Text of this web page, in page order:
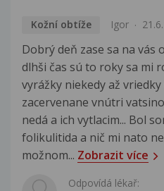
Kožní obtíže Igor
Dobrý deň zase sa na vás
dlhši čas sú to roky sa mi
vyrážky niekedy až
zacervenane vnútri
nedá a ich vytlacim... Bol
folikulitida a nič mi nato
možnom... Zobrazit více
Odpovídá lékař: